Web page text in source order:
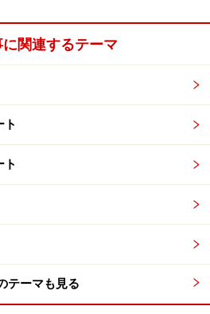
６位
です。最新の内容をご確認くださ
報の入手に努め、「
ど、安全確保に十分注意を払ってく
に関連するテーマ
ト
ト
テーマも見る